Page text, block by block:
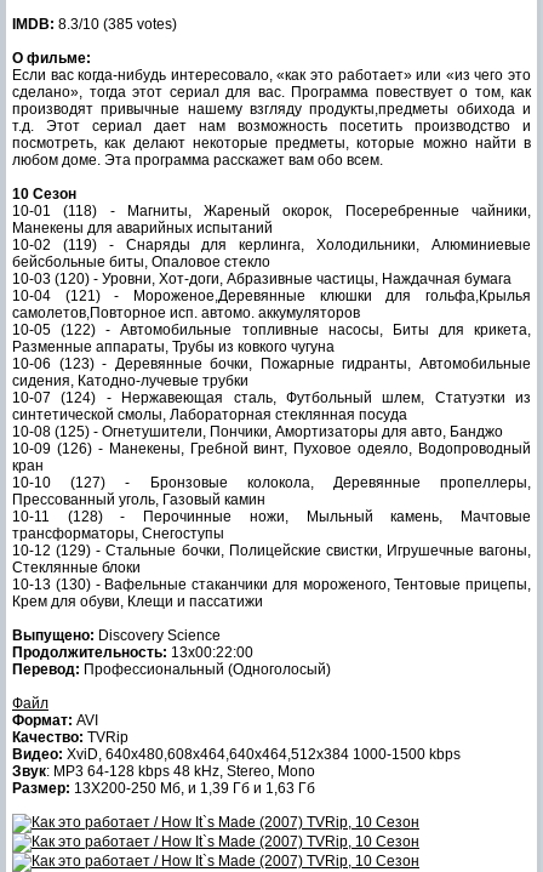
IMDB: 8.3/10 (385 votes)
О фильме:
Если вас когда-нибудь интересовало, «как это работает» или «из чего это
сделано», тогда этот сериал для вас. Программа повествует о том, как
производят привычные нашему взгляду продукты,предметы обихода и
т.д. Этот сериал дает нам возможность посетить производство и
посмотреть, как делают некоторые предметы, которые можно найти в
любом доме. Эта программа расскажет вам обо всем.
10 Сезон
10-01 (118) - Магниты, Жареный окорок, Посеребренные чайники,
Манекены для аварийных испытаний
10-02 (119) - Снаряды для керлинга, Холодильники, Алюминиевые
бейсбольные биты, Опаловое стекло
10-03 (120) - Уровни, Хот-доги, Абразивные частицы, Наждачная бумага
10-04 (121) - Мороженое,Деревянные клюшки для гольфа,Крылья
самолетов,Повторное исп. автомо. аккумуляторов
10-05 (122) - Автомобильные топливные насосы, Биты для крикета,
Разменные аппараты, Трубы из ковкого чугуна
10-06 (123) - Деревянные бочки, Пожарные гидранты, Автомобильные
сидения, Катодно-лучевые трубки
10-07 (124) - Нержавеющая сталь, Футбольный шлем, Статуэтки из
синтетической смолы, Лабораторная стеклянная посуда
10-08 (125) - Огнетушители, Пончики, Амортизаторы для авто, Банджо
10-09 (126) - Манекены, Гребной винт, Пуховое одеяло, Водопроводный
кран
10-10 (127) - Бронзовые колокола, Деревянные пропеллеры,
Прессованный уголь, Газовый камин
10-11 (128) - Перочинные ножи, Мыльный камень, Мачтовые
трансформаторы, Снегоступы
10-12 (129) - Стальные бочки, Полицейские свистки, Игрушечные вагоны,
Стеклянные блоки
10-13 (130) - Вафельные стаканчики для мороженого, Тентовые прицепы,
Крем для обуви, Клещи и пассатижи
Выпущено: Discovery Science
Продолжительность: 13х00:22:00
Перевод: Профессиональный (Одноголосый)
Файл
Формат: AVI
Качество: TVRip
Видео: XviD, 640x480,608x464,640x464,512x384 1000-1500 kbps
Звук: MP3 64-128 kbps 48 kHz, Stereo, Mono
Размер: 13Х200-250 Мб, и 1,39 Гб и 1,63 Гб